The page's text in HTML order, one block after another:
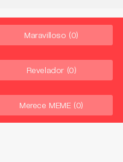
Maravilloso (0)
Revelador (0)
Merece MEME (0)